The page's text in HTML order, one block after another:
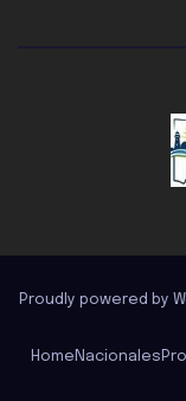
Proudly powered by
Home Nacionales